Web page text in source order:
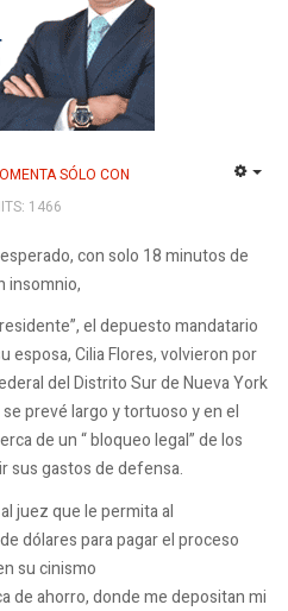
SÓLO CON
1466
con solo 18 minutos de
insomnio,
el depuesto mandatario
esposa, Cilia Flores, volvieron por
del Distrito Sur de Nueva York
prevé largo y tortuoso y en el
de un “ bloqueo legal” de los
sus gastos de defensa.
juez que le permita al
dólares para pagar el proceso
su cinismo
de ahorro, donde me depositan mi